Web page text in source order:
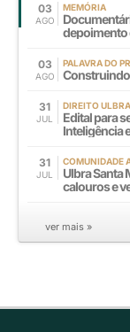
03
AGO
MEMÓRIA
depoimento
03
AGO
PALAVRA DO
31
JUL
DIREITO
Edital para
Inteligência
31
JUL
COMUNIDADE
Ulbra Santa
calouros e
ver mais »